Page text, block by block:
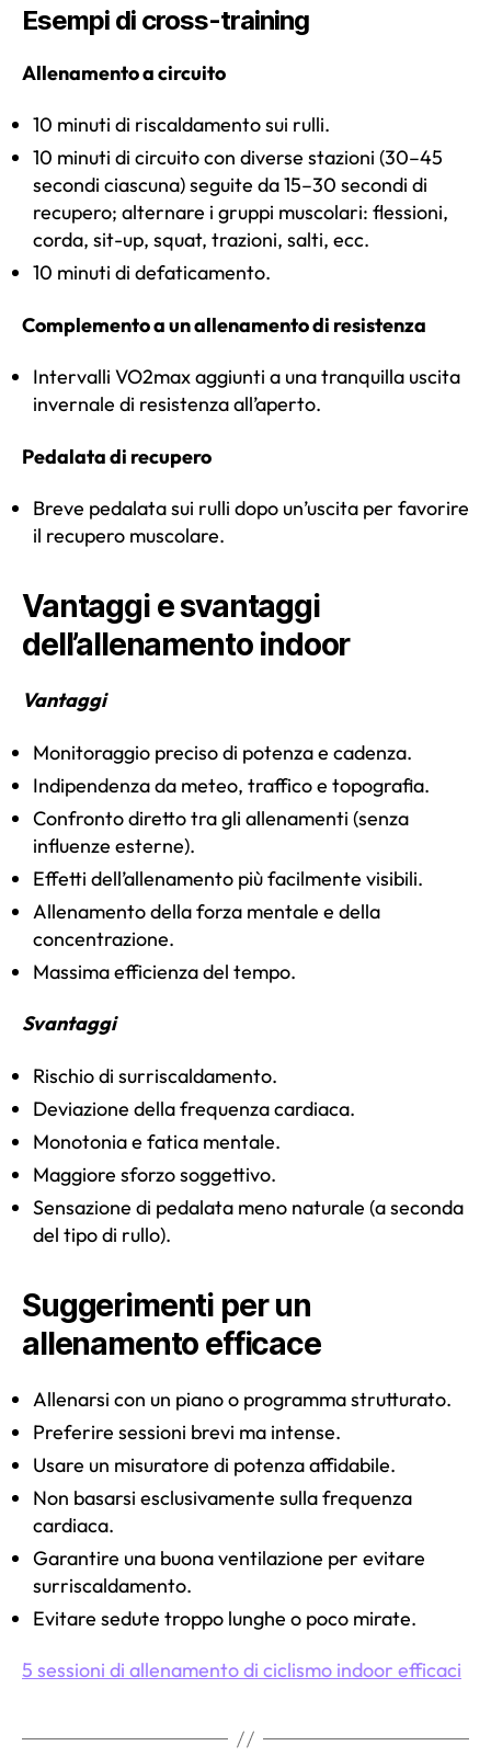
Esempi di cross-training
Allenamento a circuito
10 minuti di riscaldamento sui rulli.
10 minuti di circuito con diverse stazioni (30–45
secondi ciascuna) seguite da 15–30 secondi di
recupero; alternare i gruppi muscolari: flessioni,
corda, sit-up, squat, trazioni, salti, ecc.
10 minuti di defaticamento.
Complemento a un allenamento di resistenza
Intervalli VO2max aggiunti a una tranquilla uscita
invernale di resistenza all’aperto.
Pedalata di recupero
Breve pedalata sui rulli dopo un’uscita per favorire
il recupero muscolare.
Vantaggi e svantaggi
dell’allenamento indoor
Vantaggi
Monitoraggio preciso di potenza e cadenza.
Indipendenza da meteo, traffico e topografia.
Confronto diretto tra gli allenamenti (senza
influenze esterne).
Effetti dell’allenamento più facilmente visibili.
Allenamento della forza mentale e della
concentrazione.
Massima efficienza del tempo.
Svantaggi
Rischio di surriscaldamento.
Deviazione della frequenza cardiaca.
Monotonia e fatica mentale.
Maggiore sforzo soggettivo.
Sensazione di pedalata meno naturale (a seconda
del tipo di rullo).
Suggerimenti per un
allenamento efficace
Allenarsi con un piano o programma strutturato.
Preferire sessioni brevi ma intense.
Usare un misuratore di potenza affidabile.
Non basarsi esclusivamente sulla frequenza
cardiaca.
Garantire una buona ventilazione per evitare
surriscaldamento.
Evitare sedute troppo lunghe o poco mirate.
5 sessioni di allenamento di ciclismo indoor efficaci